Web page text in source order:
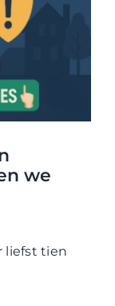
WABP Shop
we
liefst tien